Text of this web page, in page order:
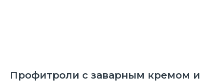
Профитроли с заварным кремом и